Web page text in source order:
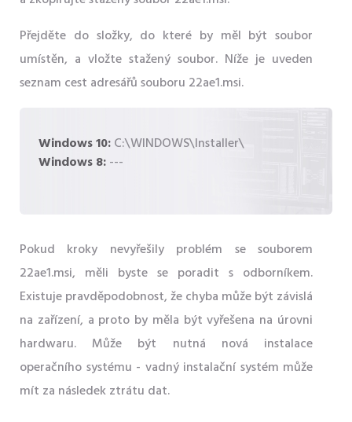
Přejděte do složky, do které by měl být soubor
umístěn, a vložte stažený soubor. Níže je uveden
seznam cest adresářů souboru 22ae1.msi.
Windows 10:C:\WINDOWS\Installer\
Windows 8:---
Pokud kroky nevyřešily problém se souborem
22ae1.msi, měli byste se poradit s odborníkem.
Existuje pravděpodobnost, že chyba může být závislá
na zařízení, a proto by měla být vyřešena na úrovni
hardwaru. Může být nutná nová instalace
operačního systému - vadný instalační systém může
mít za následek ztrátu dat.